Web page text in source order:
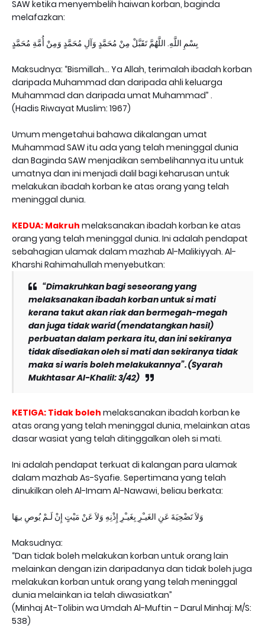
SAW ketika menyembelih haiwan korban, baginda
melafazkan:
بِسْمِ اللَّهِ. اللَّهُمَّ تَقَبَّلْ مِنْ مُحَمَّدٍ وَآلِ مُحَمَّدٍ وَمِنْ أُمَّةِ مُحَمَّدٍ
Maksudnya: “Bismillah… Ya Allah, terimalah ibadah korban
daripada Muhammad dan daripada ahli keluarga
Muhammad dan daripada umat Muhammad” .
(Hadis Riwayat Muslim: 1967)
Umum mengetahui bahawa dikalangan umat
Muhammad SAW itu ada yang telah meninggal dunia
dan Baginda SAW menjadikan sembelihannya itu untuk
umatnya dan ini menjadi dalil bagi keharusan untuk
melakukan ibadah korban ke atas orang yang telah
meninggal dunia.
KEDUA: Makruh melaksanakan ibadah korban ke atas
orang yang telah meninggal dunia. Ini adalah pendapat
sebahagian ulamak dalam mazhab Al-Malikiyyah. Al-
Kharshi Rahimahullah menyebutkan:
“Dimakruhkan bagi seseorang yang
melaksanakan ibadah korban untuk si mati
kerana takut akan riak dan bermegah-megah
dan juga tidak warid (mendatangkan hasil)
perbuatan dalam perkara itu, dan ini sekiranya
tidak disediakan oleh si mati dan sekiranya tidak
maka si waris boleh melakukannya”. (Syarah
Mukhtasar Al-Khalil: 3/42)
KETIGA: Tidak boleh melaksanakan ibadah korban ke
atas orang yang telah meninggal dunia, melainkan atas
dasar wasiat yang telah ditinggalkan oleh si mati.
Ini adalah pendapat terkuat di kalangan para ulamak
dalam mazhab As-Syafie. Sepertimana yang telah
dinukilkan oleh Al-Imam Al-Nawawi, beliau berkata:
وَلاَ تَضْحِيَةَ عَنِ الغَيـْرِ بِغَيـْرِ إِذْنِهِ وَلاَ عَنْ مَيْتٍ إِنْ لَـمْ يُوصِ بـِهَا
Maksudnya:
“Dan tidak boleh melakukan korban untuk orang lain
melainkan dengan izin daripadanya dan tidak boleh juga
melakukan korban untuk orang yang telah meninggal
dunia melainkan ia telah diwasiatkan”
(Minhaj At-Tolibin wa Umdah Al-Muftin – Darul Minhaj: M/S:
538)